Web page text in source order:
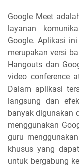
Google Meet
layanan
Google. Aplikasi
merupakan versi
Hangouts dan
video conference
Dalam aplikasi
langsung dan
banyak digunakan
menggunakan
guru
khusus yang
untuk bergabung